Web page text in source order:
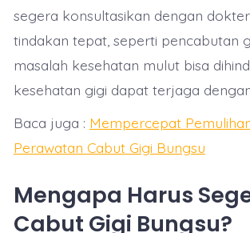
segera konsultasikan dengan
tindakan tepat, seperti pencabutan
masalah kesehatan mulut bisa
kesehatan gigi dapat terjaga
Baca juga : Mempercepat
Perawatan Cabut Gigi Bungsu
Mengapa Harus
Cabut Gigi Bungsu?